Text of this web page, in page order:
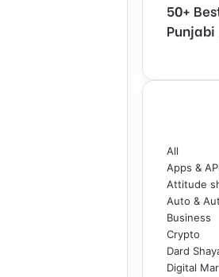
50+
Punjabi
All
Apps &
Attitude
Auto &
Business
Crypto
Dard
Digital